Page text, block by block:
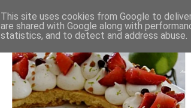
This site uses cookies from Google to
are shared with Google along with
statistics, and to detect and address abuse.